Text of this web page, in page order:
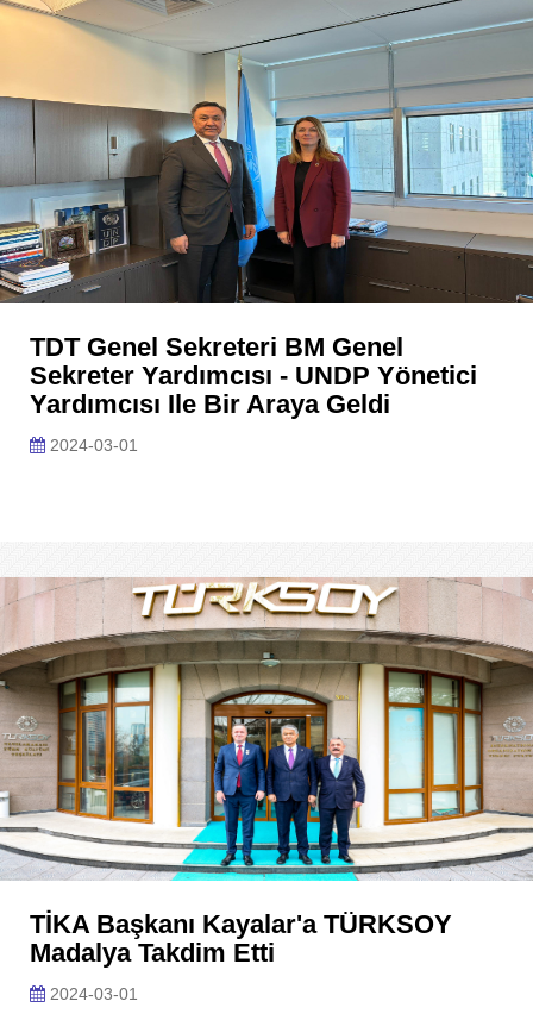
TDT Genel Sekreteri BM Genel
Sekreter Yardımcısı - UNDP Yönetici
Yardımcısı Ile Bir Araya Geldi
2024-03-01
TİKA Başkanı Kayalar'a TÜRKSOY
Madalya Takdim Etti
2024-03-01